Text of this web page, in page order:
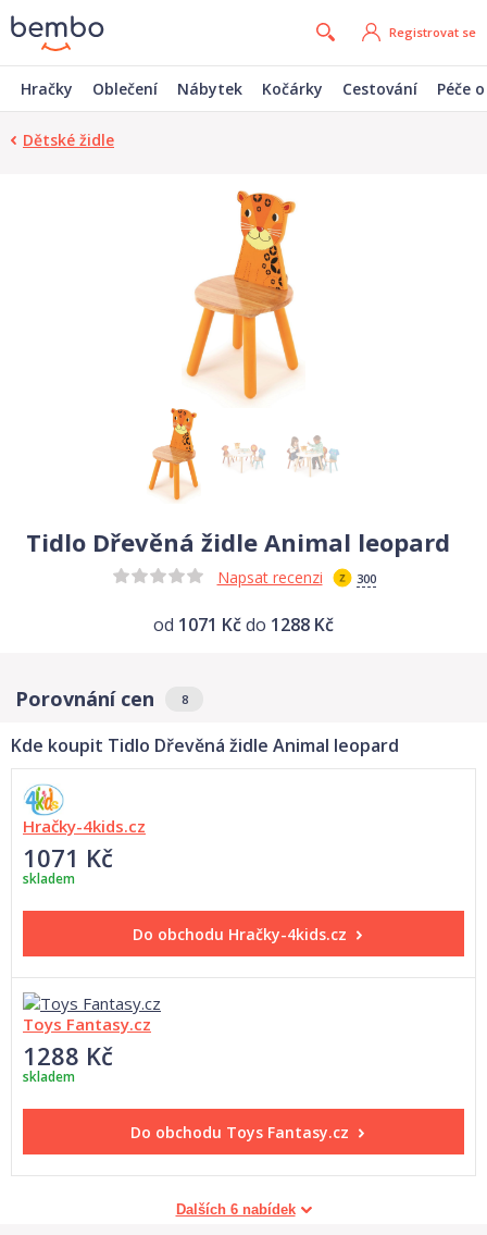
Registrovat se
Hračky Oblečení Nábytek Kočárky Cestování Péče
Dětské židle
Tidlo Dřevěná židle Animal leopard
Napsat recenzi 300
od 1071 Kčdo 1288 Kč
Porovnání cen 8
Kde koupit Tidlo Dřevěná židle Animal leopard
Hračky-4kids.cz
1071 Kč
skladem
Do obchodu Hračky-4kids.cz
Toys Fantasy.cz
1288 Kč
skladem
Do obchodu Toys Fantasy.cz
Dalších 6 nabídek